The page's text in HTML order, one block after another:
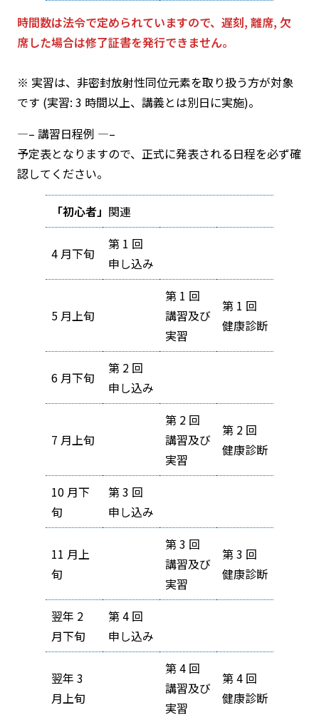
時間数は法令で定められていますので、遅刻, 離席, 欠
席した場合は修了証書を発行できません。
※ 実習は、非密封放射性同位元素を取り扱う方が対象
です (実習: 3 時間以上、講義とは別日に実施)。
—– 講習日程例 —–
予定表となりますので、正式に発表される日程を必ず確
認してください。
「初心者」 関連
4 月下旬
第 1 回
申し込み
5 月上旬
第 1 回
講習及び
実習
第 1 回
健康診断
6 月下旬
第 2 回
申し込み
7 月上旬
第 2 回
講習及び
実習
第 2 回
健康診断
10 月下
旬
第 3 回
申し込み
11 月上
旬
第 3 回
講習及び
実習
第 3 回
健康診断
翌年 2
月下旬
第 4 回
申し込み
翌年 3
月上旬
第 4 回
講習及び
実習
第 4 回
健康診断